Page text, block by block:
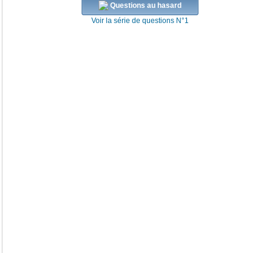
Questions au hasard
Voir la série de questions N°1